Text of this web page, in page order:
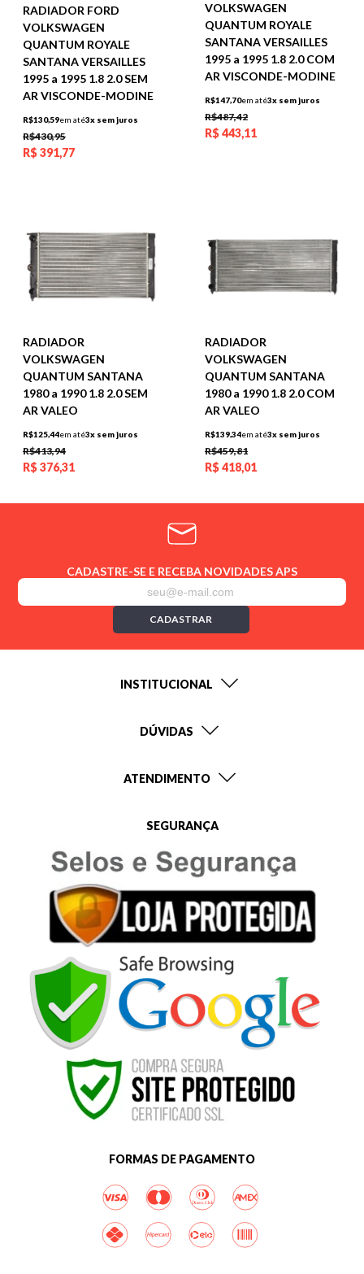
RADIADOR FORD
VOLKSWAGEN
QUANTUM ROYALE
SANTANA VERSAILLES
1995 a 1995 1.8 2.0 SEM
AR VISCONDE-MODINE
R$130,59em até3x sem juros
R$430,95
R$391,77
VOLKSWAGEN
QUANTUM ROYALE
SANTANA VERSAILLES
1995 a 1995 1.8 2.0 COM
AR VISCONDE-MODINE
R$147,70em até3x sem juros
R$487,42
R$443,11
RADIADOR
VOLKSWAGEN
QUANTUM SANTANA
1980 a 1990 1.8 2.0 SEM
AR VALEO
R$125,44em até3x sem juros
R$413,94
R$376,31
RADIADOR
VOLKSWAGEN
QUANTUM SANTANA
1980 a 1990 1.8 2.0 COM
AR VALEO
R$139,34em até3x sem juros
R$459,81
R$418,01
CADASTRE-SE E RECEBA NOVIDADES APS
CADASTRAR
INSTITUCIONAL
DÚVIDAS
ATENDIMENTO
SEGURANÇA
FORMAS DE PAGAMENTO